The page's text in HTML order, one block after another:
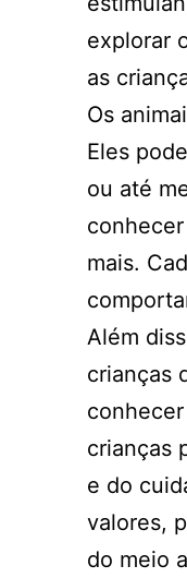
explorar
as
Os
Eles
ou até
mais.
Além
crianças
crianças
e do
valores,
do meio